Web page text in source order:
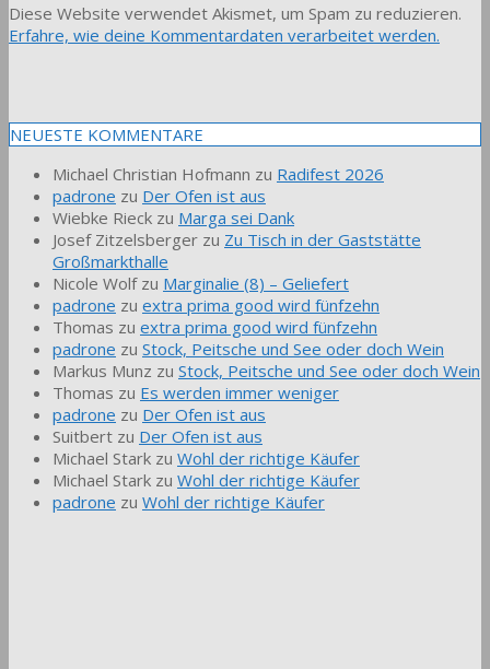
Diese Website verwendet Akismet, um Spam zu reduzieren.
Erfahre, wie deine Kommentardaten verarbeitet werden.
NEUESTE KOMMENTARE
Michael Christian Hofmann zu Radifest 2026
padrone zu Der Ofen ist aus
Wiebke Rieck zu Marga sei Dank
Josef Zitzelsberger zu Zu Tisch in der Gaststätte
Großmarkthalle
Nicole Wolfzu Marginalie (8) – Geliefert
padrone zu extra prima good wird fünfzehn
Thomas zu extra prima good wird fünfzehn
padrone zu Stock, Peitsche und See oder doch Wein
Markus Munz zu Stock, Peitsche und See oder doch Wein
Thomas zu Es werden immer weniger
padrone zu Der Ofen ist aus
Suitbert zu Der Ofen ist aus
Michael Stark zu Wohl der richtige Käufer
Michael Stark zu Wohl der richtige Käufer
padrone zu Wohl der richtige Käufer